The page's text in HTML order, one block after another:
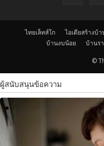
ไทยเล็ทส์โก ไอเดียสร้างบ้า
บ้านงบน้อย
บ้านร
©